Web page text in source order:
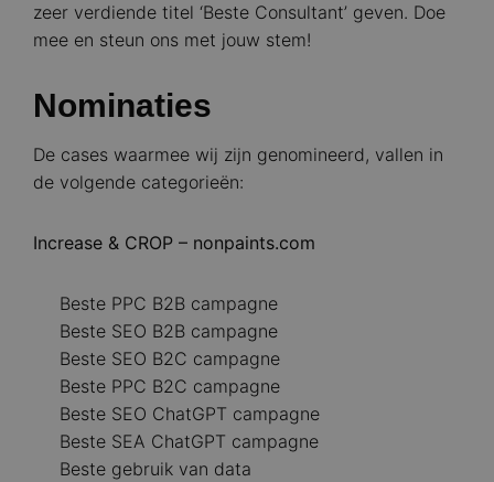
zeer verdiende titel ‘Beste Consultant’ geven. Doe
mee en steun ons met jouw stem!
Nominaties
De cases waarmee wij zijn genomineerd, vallen in
de volgende categorieën:
Increase & CROP – nonpaints.com
Beste PPC B2B campagne
Beste SEO B2B campagne
Beste SEO B2C campagne
Beste PPC B2C campagne
Beste SEO ChatGPT campagne
Beste SEA ChatGPT campagne
Beste gebruik van data